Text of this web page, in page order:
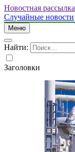
Новостная рассылка
Случайные новости
Меню
Найти:
Заголовки